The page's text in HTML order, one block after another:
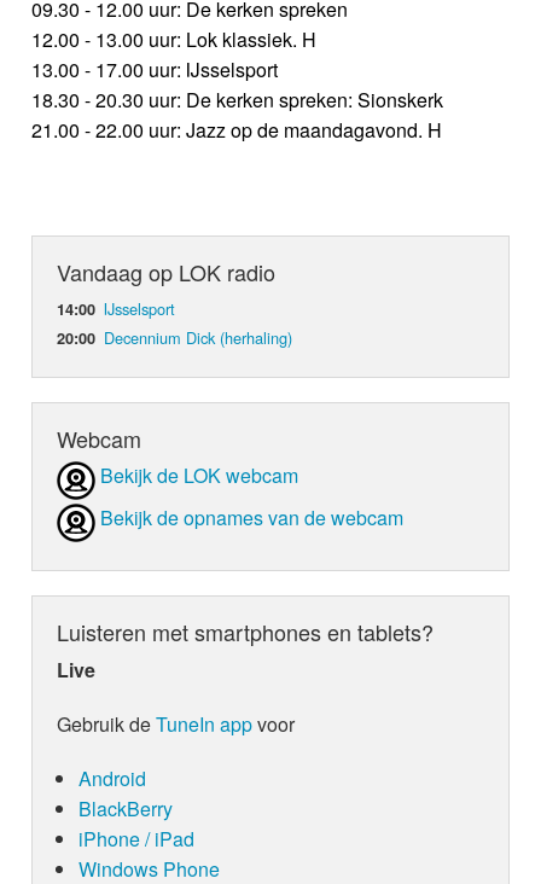
09.30 - 12.00 uur: De kerken spreken
12.00 - 13.00 uur: Lok klassiek. H
13.00 - 17.00 uur: IJsselsport
18.30 - 20.30 uur: De kerken spreken: Sionskerk
21.00 - 22.00 uur: Jazz op de maandagavond. H
Vandaag op LOK radio
14:00 IJsselsport
20:00 Decennium Dick (herhaling)
Webcam
Bekijk de LOK webcam
Bekijk de opnames van de webcam
Luisteren met smartphones en tablets?
Live
Gebruik deTuneIn appvoor
Android
BlackBerry
iPhone / iPad
Windows Phone